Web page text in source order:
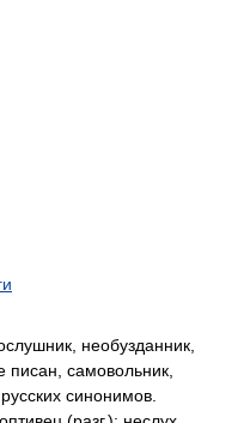
необузданник,
писан, самовольник,
синонимов.